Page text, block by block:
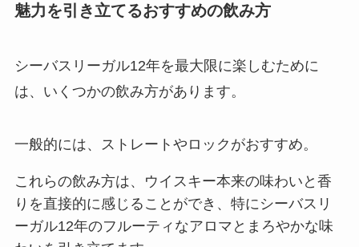
魅力を引き立てるおすすめの飲み方
シーバスリーガル12年を最大限に楽しむために
は、いくつかの飲み方があります。
一般的には、ストレートやロックがおすすめ。
これらの飲み方は、ウイスキー本来の味わいと香
りを直接的に感じることができ、特にシーバスリ
ーガル12年のフルーティなアロマとまろやかな味